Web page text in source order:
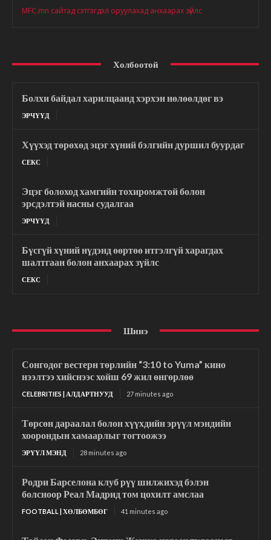
MFC.mn сайтад сэтгэгдэл оруулахад анхаарах зүйлс
Холбоотой
Болхи байдал харилцаанд хэрхэн нөлөөлдөг вэ
ЭРЧҮҮД
Хүүхэд төрөхөд эцэг хүний бэлгийн дуршил буурдаг
СЕКС
Эцэг болоход хамгийн тохиромжтой болон
эрсдэлтэй насны судалгаа
ЭРЧҮҮД
Бүсгүй хүний нүдэнд өөртөө итгэлгүй харагдах
шалтгаан болон анхаарах зүйлс
СЕКС
Шинэ
Сонгодог вестерн төрлийн “3:10 to Yuma” кино
нээлтээ хийснээс хойш 69 жил өнгөрлөө
CELEBRITIES | АЛДАРТНУУД 27 minutes ago
Төрсөн дараалал болон хүүхдийн эрүүл мэндийн
хоорондын хамаарлыг тогтоожээ
ЭРҮҮЛ МЭНД 28 minutes ago
Родри Барселона клуб рүү шилжихэд бэлэн
болсноор Реал Мадрид том цохилт амслаа
FOOTBALL | ХӨЛБӨМБӨГ 41 minutes ago